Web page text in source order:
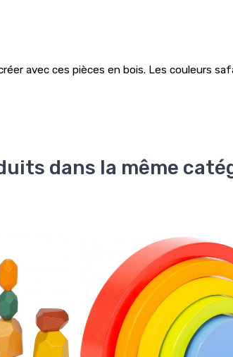
avec ces pièces en bois. Les couleurs
dans la même